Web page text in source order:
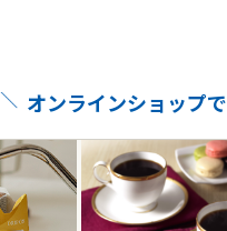
オンラインショップで